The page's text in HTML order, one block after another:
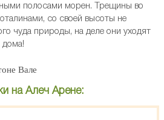
полосами морен. Трещины во
со своей высоты не
чуда природы, на деле они уходят
дома!
на Алеч Арене: